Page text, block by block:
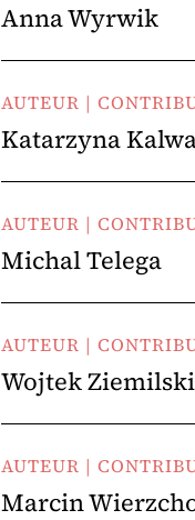
Anna Wyrwik
AUTEUR |
Katarzyna
AUTEUR |
Michal Telega
AUTEUR |
Wojtek Ziemilski
AUTEUR |
Marcin